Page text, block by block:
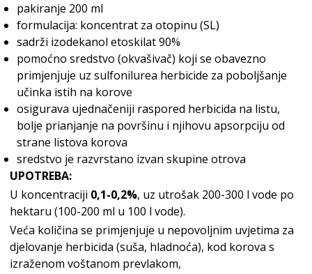
pakiranje 200 ml
formulacija: koncentrat za otopinu (SL)
sadrži izodekanol etoskilat 90%
pomoćno sredstvo (okvašivač) koji se obavezno
primjenjuje uz sulfonilurea herbicide za poboljšanje
učinka istih na korove
osigurava ujednačeniji raspored herbicida na listu,
bolje prianjanje na površinu i njihovu apsorpciju od
strane listova korova
sredstvo je razvrstano izvan skupine otrova
UPOTREBA:
U koncentraciji 0,1-0,2%, uz utrošak 200-300 l vode po
hektaru (100-200 ml u 100 l vode).
Veća količina se primjenjuje u nepovoljnim uvjetima za
djelovanje herbicida (suša, hladnoća), kod korova s
izraženom voštanom prevlakom,